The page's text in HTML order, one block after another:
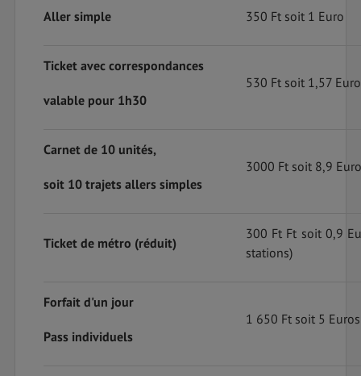
Aller simple 350 Ft soit 1 Euro
Ticket avec correspondances
valable pour 1h30
530 Ft soit 1,57 Euro
Carnet de 10 unités,
soit 10 trajets allers simples
3000 Ft soit 8,9
Ticket de métro (réduit)
300 Ft Ft soit 0,9
stations)
Forfait d'un jour
Pass individuels
1 650 Ft soit 5 Euros